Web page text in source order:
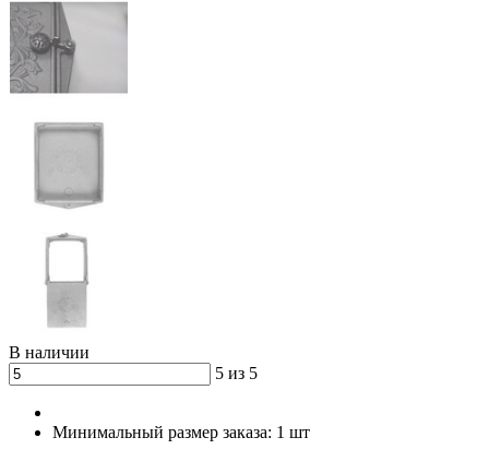
В наличии
5 из 5
Минимальный размер заказа: 1 шт